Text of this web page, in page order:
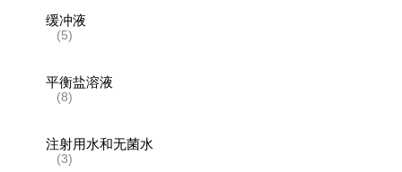
缓冲液
(5)
平衡盐溶液
(8)
注射用水和无菌水
(3)